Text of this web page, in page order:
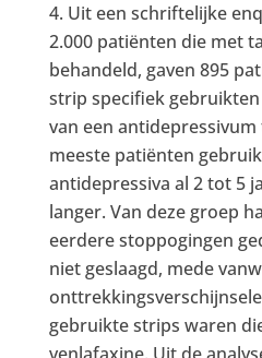
Uit een schriftelijke
2.000 patiënten die met
behandeld, gaven 895
strip specifiek
van een
meeste patiënten
antidepressiva al 2 tot 5
langer. Van deze groep
eerdere stoppogingen
niet geslaagd, mede
gebruikte strips waren